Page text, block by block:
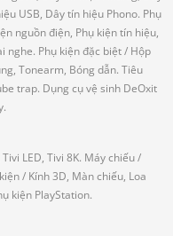
USB, Dây tín hiệu Phono. Phụ
nguồn điện, Phụ kiện tín hiệu,
nghe. Phụ kiện đặc biệt/ Hộp
Tonearm, Bóng dẫn. Tiêu
trap. Dụng cụ vệ sinh DeOxit
LED, Tivi 8K. Máy chiếu/
/ Kính 3D, Màn chiếu, Loa
kiện PlayStation.